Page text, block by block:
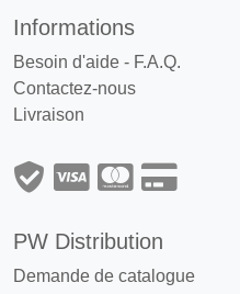
Informations
Besoin d'aide - F.A.Q.
Contactez-nous
Livraison
PW Distribution
Demande de catalogue